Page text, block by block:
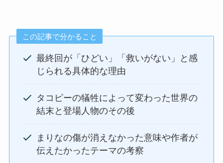
この記事で分かること
最終回が「ひどい」「救いがない」と感
じられる具体的な理由
タコピーの犠牲によって変わった世界の
結末と登場人物のその後
まりなの傷が消えなかった意味や作者が
伝えたかったテーマの考察